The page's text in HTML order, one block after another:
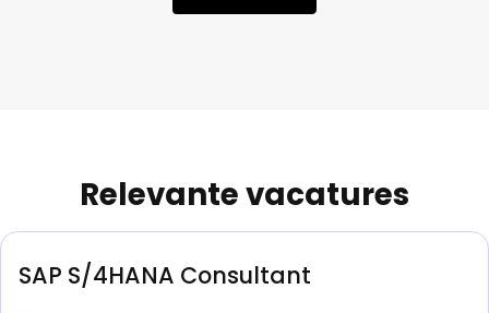
Relevante vacatures
SAP S/4HANA Consultant